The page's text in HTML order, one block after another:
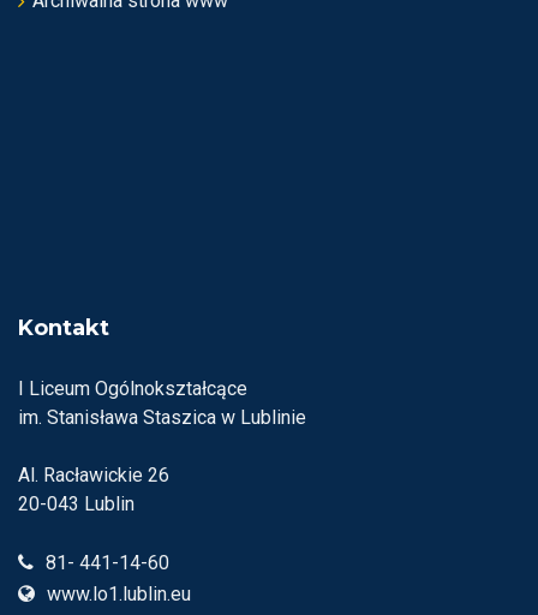
Kontakt
I Liceum Ogólnokształcące
im. Stanisława Staszica w Lublinie
Al. Racławickie 26
20-043 Lublin
81- 441-14-60
www.lo1.lublin.eu